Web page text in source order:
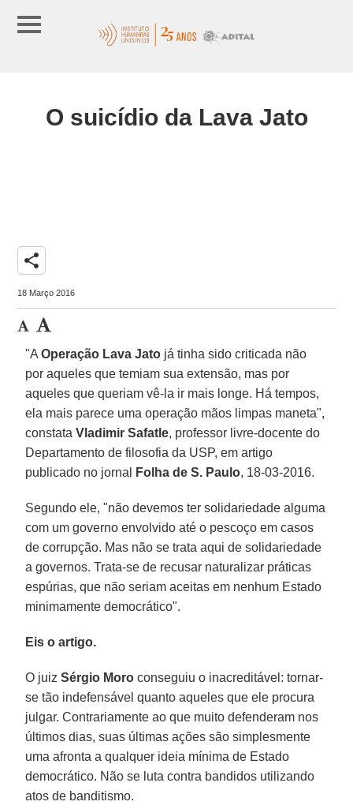
O suicídio da Lava Jato
share
18 Março 2016
"AOperação Lava Jato já tinha sido criticada não
por aqueles que temiam sua extensão, mas por
aqueles que queriam vê-la ir mais longe. Há tempos,
ela mais parece uma operação mãos limpas maneta",
constataVladimir Safatle, professor livre-docente do
Departamento de filosofia da USP, em artigo
publicado no jornal
Folha de S. Paulo, 18-03-2016.
Segundo ele, "não devemos ter solidariedade alguma
com um governo envolvido até o pescoço em casos
de corrupção. Mas não se trata aqui de solidariedade
a governos. Trata-se de recusar naturalizar práticas
espúrias, que não seriam aceitas em nenhum Estado
minimamente democrático".
Eis o artigo.
O juizSérgio Moro conseguiu o inacreditável: tornar-
se tão indefensável quanto aqueles que ele procura
julgar. Contrariamente ao que muito defenderam nos
últimos dias, suas últimas ações são simplesmente
uma afronta a qualquer ideia mínima de Estado
democrático. Não se luta contra bandidos utilizando
atos de banditismo.